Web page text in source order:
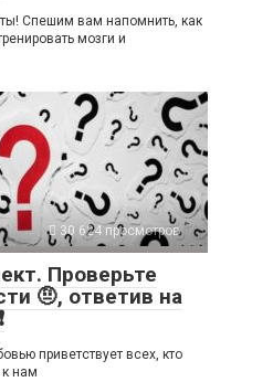
Спешим вам напомнить, как
мозги и
30 624 просмотров
Проверьте
🤨, ответив на
приветствует всех, кто
нам